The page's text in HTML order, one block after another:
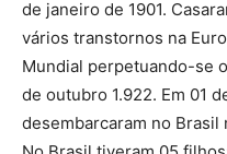
de janeiro de 1901.
vários transtornos na
Mundial perpetuando-se
de outubro 1.922. Em 01
desembarcaram no Brasil